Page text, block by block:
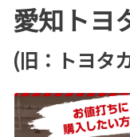
愛知トヨ
(旧：トヨタ